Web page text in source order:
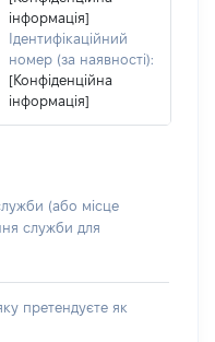
інформація]
Ідентифікаційний
номер (за наявності):
[Конфіденційна
інформація]
(або місце
служби для
претендуєте як